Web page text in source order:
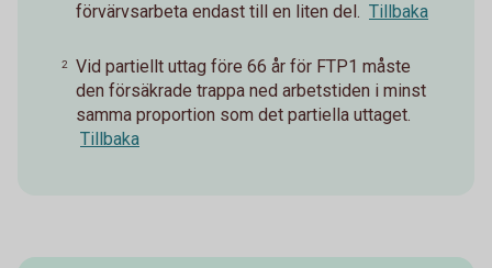
förvärvsarbeta endast till en liten del. Tillbaka
2
Vid partiellt uttag före 66 år för FTP1 måste
den försäkrade trappa ned arbetstiden i minst
samma proportion som det partiella uttaget.
Tillbaka